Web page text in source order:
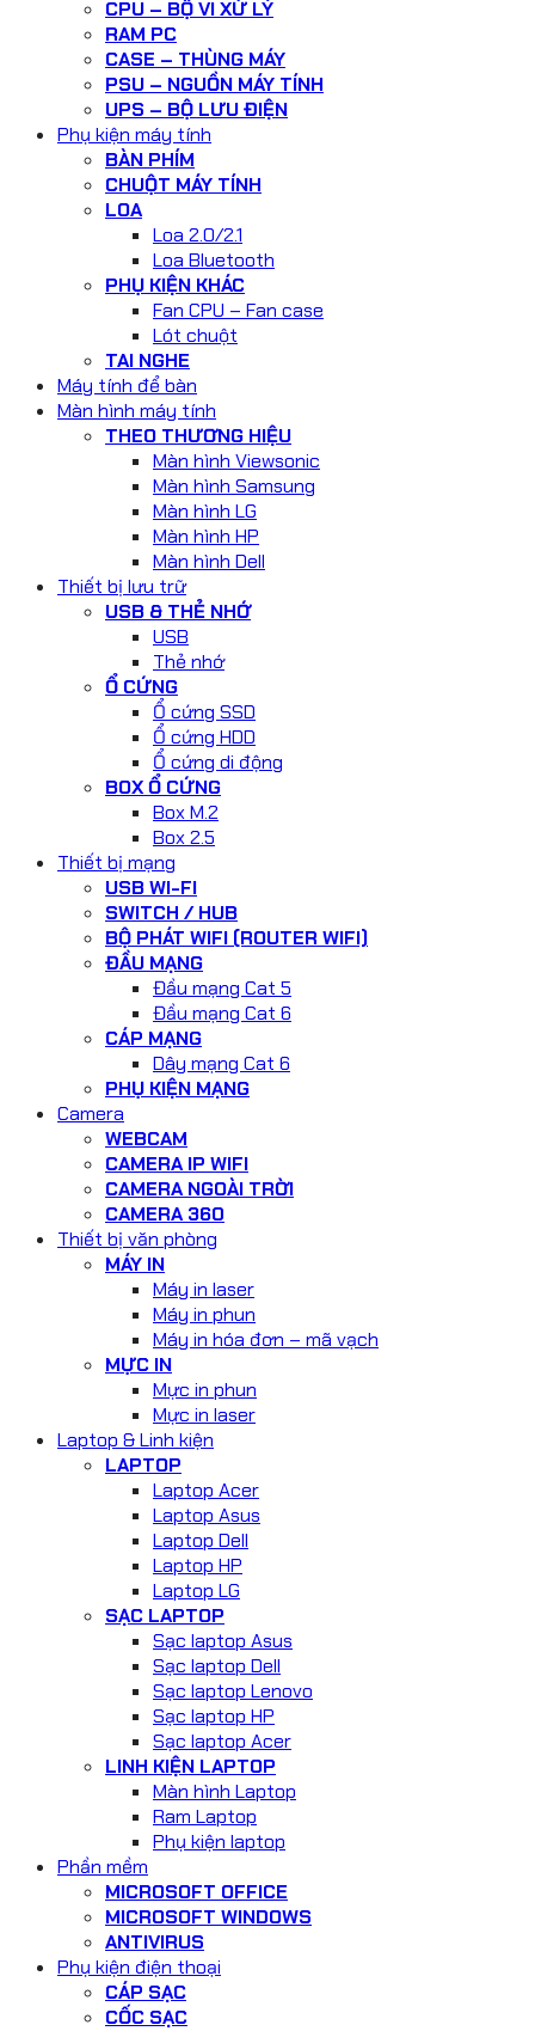
CPU – BỘ VI XỬ LÝ
RAM PC
CASE – THÙNG MÁY
PSU – NGUỒN MÁY TÍNH
UPS – BỘ LƯU ĐIỆN
Phụ kiện máy tính
BÀN PHÍM
CHUỘT MÁY TÍNH
LOA
Loa 2.0/2.1
Loa Bluetooth
PHỤ KIỆN KHÁC
Fan CPU – Fan case
Lót chuột
TAI NGHE
Máy tính để bàn
Màn hình máy tính
THEO THƯƠNG HIỆU
Màn hình Viewsonic
Màn hình Samsung
Màn hình LG
Màn hình HP
Màn hình Dell
Thiết bị lưu trữ
USB & THẺ NHỚ
USB
Thẻ nhớ
Ổ CỨNG
Ổ cứng SSD
Ổ cứng HDD
Ổ cứng di động
BOX Ổ CỨNG
Box M.2
Box 2.5
Thiết bị mạng
USB WI-FI
SWITCH / HUB
BỘ PHÁT WIFI (ROUTER WIFI)
ĐẦU MẠNG
Đầu mạng Cat 5
Đầu mạng Cat 6
CÁP MẠNG
Dây mạng Cat 6
PHỤ KIỆN MẠNG
Camera
WEBCAM
CAMERA IP WIFI
CAMERA NGOÀI TRỜI
CAMERA 360
Thiết bị văn phòng
MÁY IN
Máy in laser
Máy in phun
Máy in hóa đơn – mã vạch
MỰC IN
Mực in phun
Mực in laser
Laptop & Linh kiện
LAPTOP
Laptop Acer
Laptop Asus
Laptop Dell
Laptop HP
Laptop LG
SẠC LAPTOP
Sạc laptop Asus
Sạc laptop Dell
Sạc laptop Lenovo
Sạc laptop HP
Sạc laptop Acer
LINH KIỆN LAPTOP
Màn hình Laptop
Ram Laptop
Phụ kiện laptop
Phần mềm
MICROSOFT OFFICE
MICROSOFT WINDOWS
ANTIVIRUS
Phụ kiện điện thoại
CÁP SẠC
CỐC SẠC